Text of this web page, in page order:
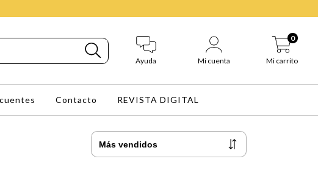
Ayuda Mi cuenta Mi carrito
0
Contacto REVISTA DIGITAL